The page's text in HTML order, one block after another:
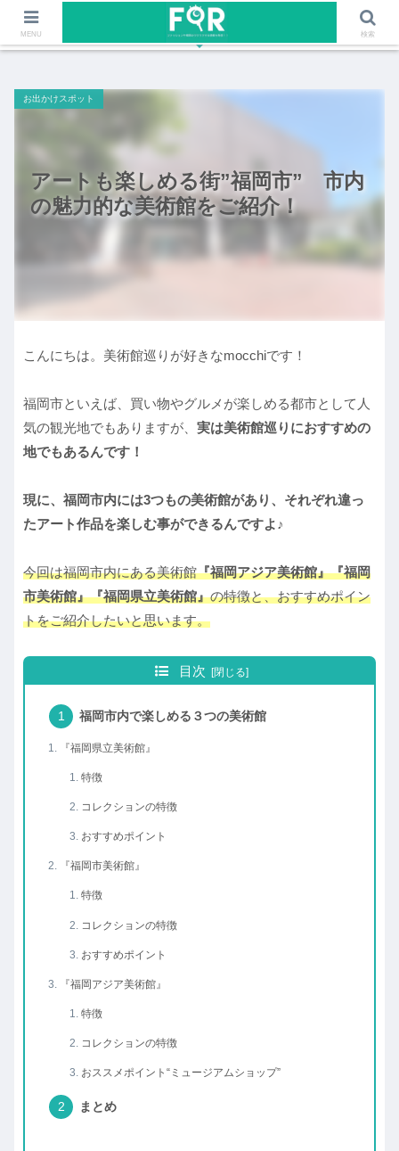
ファッションや福岡のワクワクする情報を発信！！
アートも楽しめる街”福岡市” 市内
の魅力的な美術館をご紹介！
お出かけスポット
こんにちは。美術館巡りが好きなmocchiです！
福岡市といえば、買い物やグルメが楽しめる都市として人
気の観光地でもありますが、 実は美術館巡りにおすすめの
地でもあるんです！
現に、福岡市内には3つもの美術館があり、それぞれ違っ
たアート作品を楽しむ事ができるんですよ♪
今回は福岡市内にある美術館『福岡アジア美術館』『福岡
市美術館』『福岡県立美術館』の特徴と、おすすめポイン
トをご紹介したいと思います。
目次
福岡市内で楽しめる３つの美術館
『福岡県立美術館』
特徴
コレクションの特徴
おすすめポイント
『福岡市美術館』
特徴
コレクションの特徴
おすすめポイント
『福岡アジア美術館』
特徴
コレクションの特徴
おススメポイント“ミュージアムショップ”
まとめ
MENU 検索